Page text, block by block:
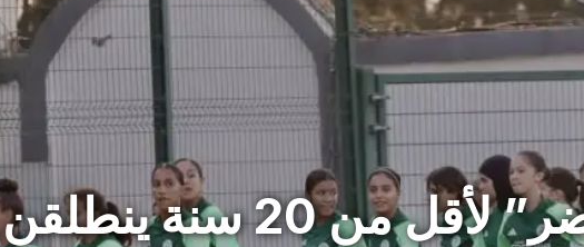
فتيات “الخضر” لأقل من